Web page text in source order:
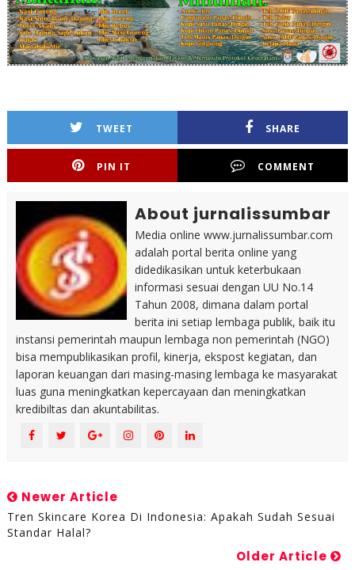
TWEET SHARE
PIN IT COMMENT
About jurnalissumbar
Media online www.jurnalissumbar.com
adalah portal berita online yang
didedikasikan untuk keterbukaan
informasi sesuai dengan UU No.14
Tahun 2008, dimana dalam portal
berita ini setiap lembaga publik, baik itu
instansi pemerintah maupun lembaga non pemerintah (NGO)
bisa mempublikasikan profil, kinerja, ekspost kegiatan, dan
laporan keuangan dari masing-masing lembaga ke masyarakat
luas guna meningkatkan kepercayaan dan meningkatkan
kredibiltas dan akuntabilitas.
Newer Article
Tren Skincare Korea Di Indonesia: Apakah Sudah Sesuai
Standar Halal?
Older Article